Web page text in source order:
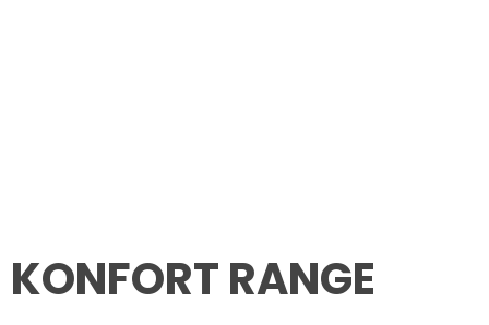
KONFORT RANGE